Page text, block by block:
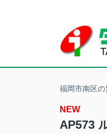
福岡市南区
NEW
AP573